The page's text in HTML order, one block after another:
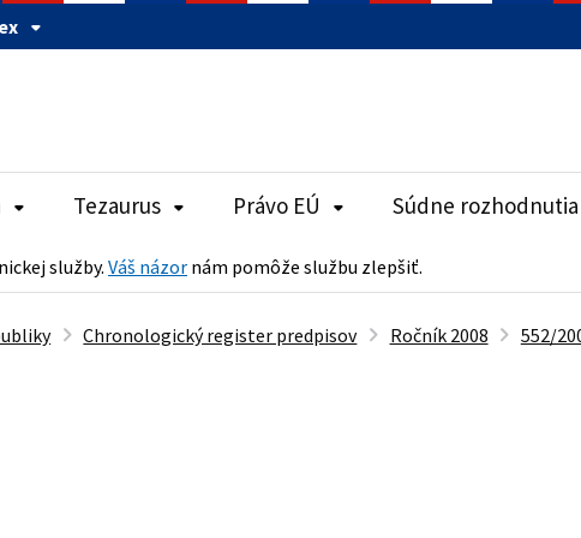
Tezaurus Právo EÚ Súdne rozhodnutia
služby.Váš názor nám pomôže službu zlepšiť.
Chronologický register predpisov Ročník 2008 552/